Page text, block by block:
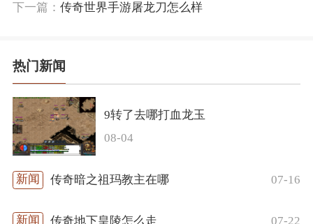
下一篇： 传奇世界手游屠龙刀怎么样
热门新闻
9转了去哪打血龙玉
08-04
传奇暗之祖玛教主在哪 07-16
传奇地下皇陵怎么走 07-22